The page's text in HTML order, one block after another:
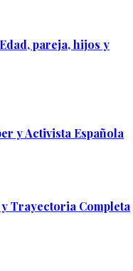
pareja, hijos y
y Activista Española
Trayectoria Completa